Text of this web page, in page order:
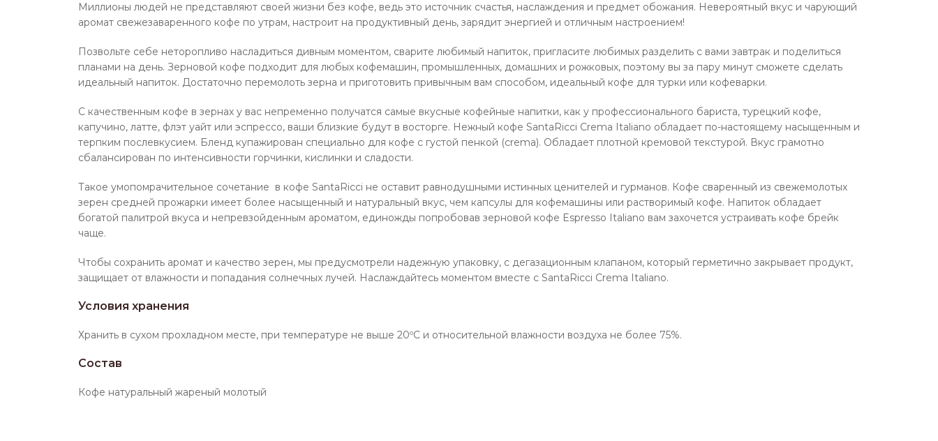
Миллионы людей не представляют своей жизни без кофе, ведь это источник счастья, наслаждения и предмет обожания. Невероятный вкус и чарующий
аромат свежезаваренного кофе по утрам, настроит на продуктивный день, зарядит энергией и отличным настроением!
Позвольте себе неторопливо насладиться дивным моментом, сварите любимый напиток, пригласите любимых разделить с вами завтрак и поделиться
планами на день. Зерновой кофе подходит для любых кофемашин, промышленных, домашних и рожковых, поэтому вы за пару минут сможете сделать
идеальный напиток. Достаточно перемолоть зерна и приготовить привычным вам способом, идеальный кофе для турки или кофеварки.
С качественным кофе в зернах у вас непременно получатся самые вкусные кофейные напитки, как у профессионального бариста, турецкий кофе,
капучино, латте, флэт уайт или эспрессо, ваши близкие будут в восторге. Нежный кофе SantaRicci Crema Italiano обладает по-настоящему насыщенным и
терпким послевкусием. Бленд купажирован специально для кофе с густой пенкой (crema). Обладает плотной кремовой текстурой. Вкус грамотно
сбалансирован по интенсивности горчинки, кислинки и сладости.
Такое умопомрачительное сочетание в кофе SantaRicci не оставит равнодушными истинных ценителей и гурманов. Кофе сваренный из свежемолотых
зерен средней прожарки имеет более насыщенный и натуральный вкус, чем капсулы для кофемашины или растворимый кофе. Напиток обладает
богатой палитрой вкуса и непревзойденным ароматом, единожды попробовав зерновой кофе Espresso Italiano вам захочется устраивать кофе брейк
чаще.
Чтобы сохранить аромат и качество зерен, мы предусмотрели надежную упаковку, с дегазационным клапаном, который герметично закрывает продукт,
защищает от влажности и попадания солнечных лучей. Наслаждайтесь моментом вместе с SantaRicci Crema Italiano.
Условия хранения
Хранить в сухом прохладном месте, при температуре не выше 20ºС и относительной влажности воздуха не более 75%.
Состав
Кофе натуральный жареный молотый